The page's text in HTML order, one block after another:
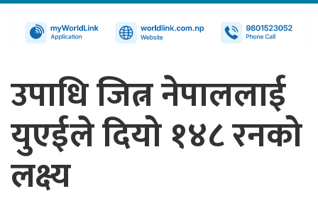
उपाधि जित्न नेपाललाई
युएईले दियो १४८ रनको
लक्ष्य